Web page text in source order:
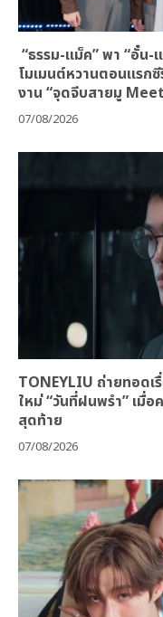
“ธรรม-แม็ค” พา “อั๋น
โมเมนต์หวานตอนแรก
งาน “จุดจีบสายมู
07/08/2026
TONEYLIU ถ่ายทอดเ
ใหม่ “วันที่ฝนพรำ” เมื่
สุดท้าย
07/08/2026